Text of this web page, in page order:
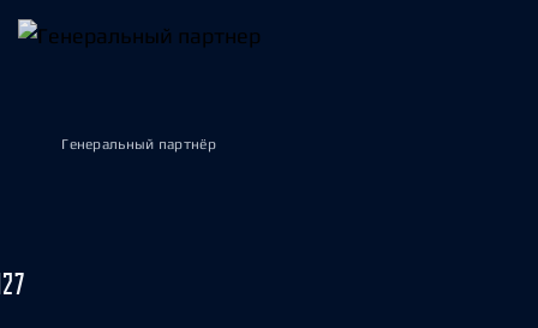
Генеральный партнёр